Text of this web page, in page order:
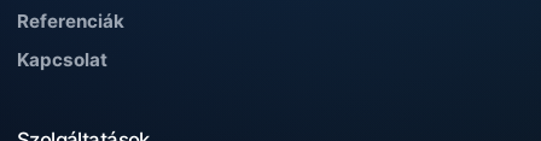
Referenciák
Kapcsolat